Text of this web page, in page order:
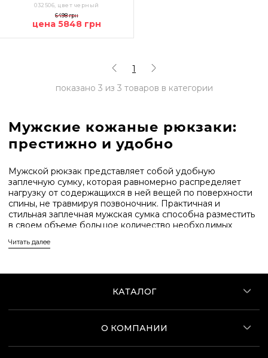
Мужские кожаные рюкзаки:
престижно и удобно
Мужской рюкзак представляет собой удобную
заплечную сумку, которая равномерно распределяет
нагрузку от содержащихся в ней вещей по поверхности
спины, не травмируя позвоночник. Практичная и
стильная заплечная мужская сумка способна разместить
в своем объеме большое количество необходимых
девайсы, гаджеты, что очень удобно в повседневной
незаменимым спутником в походе или на велопрогулке.
Основное достоинство рюкзака заключается в том, что
категорий пользователей, высвобождает руки для
Читать далее
032506, цвет черный
6498 грн
цена 5848 грн
1
показано 3 из 3 товаров в категории
КАТАЛОГ
О КОМПАНИИ